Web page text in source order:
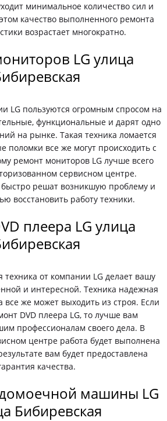
минимальное количество сил и
качество выполненного ремонта
возрастает многократно.
LG улица
LG пользуются огромным спросом на
функциональные и дарят одно
на рынке. Такая техника ломается
поломки все же могут происходить с
ремонт мониторов LG лучше всего
сервисном центре.
решат возникшую проблему и
восстановить работу техники.
плеера LG улица
техника от компании LG делает вашу
и интересной. Техника надежная
все же может выходить из строя. Если
DVD плеера LG, то лучше вам
профессионалам своего дела. В
центре работа будет выполнена
вам будет предоставлена
качества.
машины LG
Бибиревская